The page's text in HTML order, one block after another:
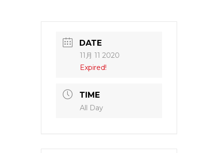
DATE
11月 11 2020
Expired!
TIME
All Day